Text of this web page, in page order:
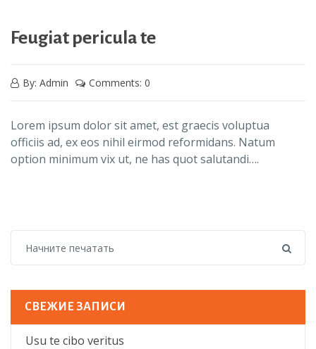
Feugiat pericula te
By: Admin Comments: 0
Lorem ipsum dolor sit amet, est graecis voluptua
officiis ad, ex eos nihil eirmod reformidans. Natum
option minimum vix ut, ne has quot salutandi….
СВЕЖИЕ ЗАПИСИ
Usu te cibo veritus